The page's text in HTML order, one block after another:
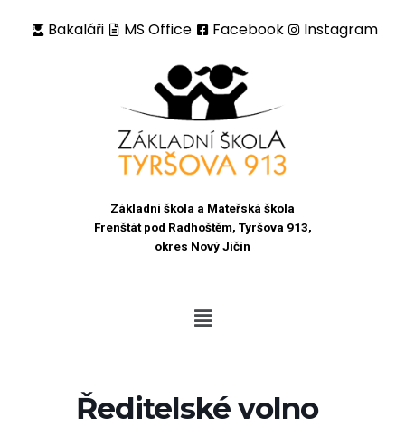
Bakaláři MS Office Facebook Instagram
Základní škola a Mateřská škola
Frenštát pod Radhoštěm, Tyršova 913,
okres Nový Jičín
Ředitelské volno